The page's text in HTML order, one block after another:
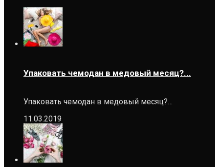
Упаковать чемодан в медовый месяц?...
Упаковать чемодан в медовый месяц?…
11.03.2019